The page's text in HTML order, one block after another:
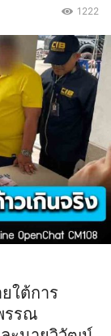
1222
ใต้การ
รรณ